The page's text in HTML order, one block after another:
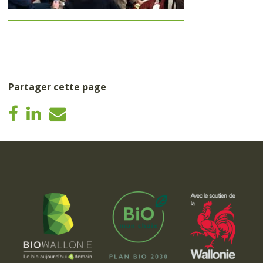
Partager cette page